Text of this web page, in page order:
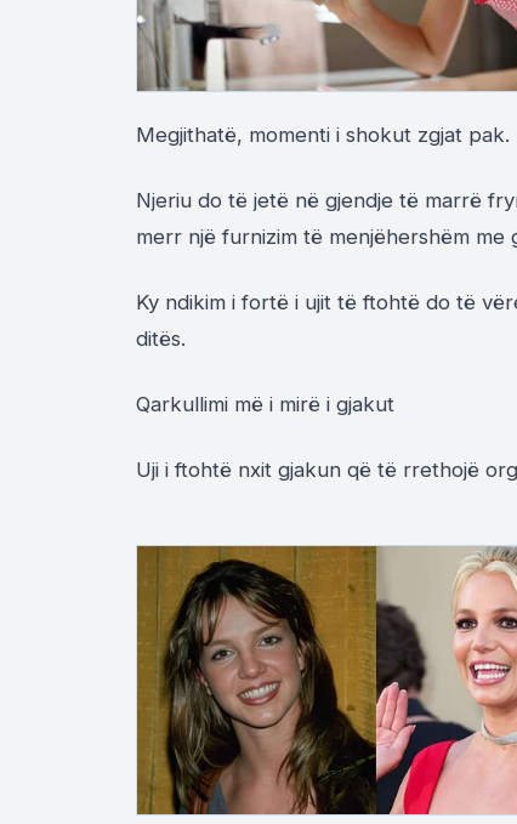
Megjithatë, momenti i shokut zgjat pak.
Njeriu do të jetë në gjendje të marrë
merr një furnizim të menjëhershëm me
Ky ndikim i fortë i ujit të ftohtë do të
ditës.
Qarkullimi më i mirë i gjakut
Uji i ftohtë nxit gjakun që të rrethojë